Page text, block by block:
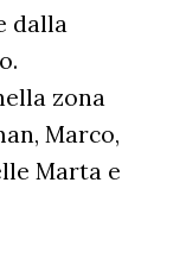
dalla
zona
Marco,
Marta e